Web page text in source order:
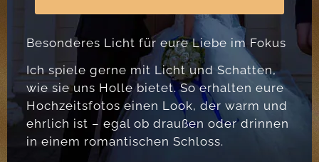
Besonderes Licht für eure Liebe im Fokus
Ich spiele gerne mit Licht und Schatten,
wie sie uns Holle bietet. So erhalten eure
Hochzeitsfotos einen Look, der warm und
ehrlich ist – egal ob draußen oder drinnen
in einem romantischen Schloss.